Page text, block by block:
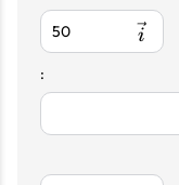
\vec i
i
: